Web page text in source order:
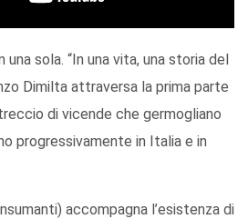
sola. “In una vita, una storia del
Dimilta attraversa la prima parte
di vicende che germogliano
progressivamente in Italia e in
accompagna l’esistenza di